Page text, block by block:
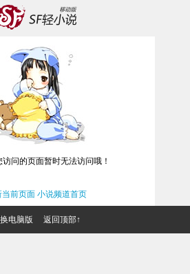
问的页面暂时无法访问哦！
当前页面 小说频道首页
电脑版 返回顶部↑